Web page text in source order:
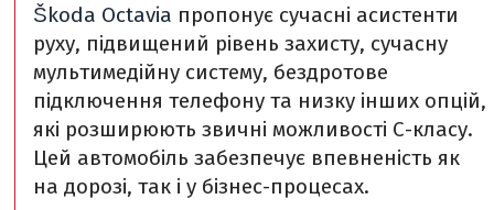
Škoda Octavia пропонує сучасні асистенти
руху, підвищений рівень захисту, сучасну
мультимедійну систему, бездротове
підключення телефону та низку інших опцій,
які розширюють звичні можливості С-класу.
Цей автомобіль забезпечує впевненість як
на дорозі, так і у бізнес-процесах.